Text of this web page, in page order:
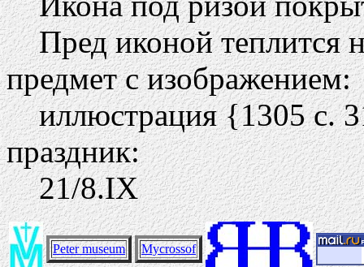
Пред иконой теплится
предмет с изображением:
иллюстрация {1305 c.
праздник:
21/8.IХ
Peter museum Mycrossof